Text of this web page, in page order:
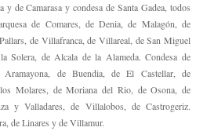
de Camarasa y condesa de Santa Gadea, todos
de Comares, de Denia, de Malagón, de
de Villafranca, de Villareal, de San Miguel
Solera, de Alcala de la Alameda. Condesa de
de Buendia, de El Castellar, de
Molares, de Moriana del Rio, de Osona, de
y Valladares, de Villalobos, de Castrogeriz.
de Linares y de Villamur.